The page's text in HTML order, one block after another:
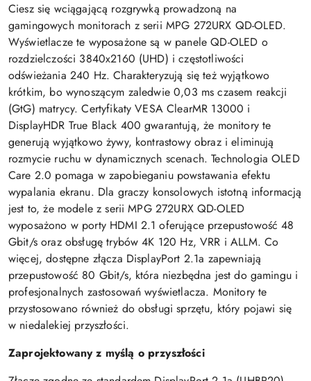
Ciesz się wciągającą rozgrywką prowadzoną na
gamingowych monitorach z serii MPG 272URX QD-OLED.
Wyświetlacze te wyposażone są w panele QD-OLED o
rozdzielczości 3840x2160 (UHD) i częstotliwości
odświeżania 240 Hz. Charakteryzują się też wyjątkowo
krótkim, bo wynoszącym zaledwie 0,03 ms czasem reakcji
(GtG) matrycy. Certyfikaty VESA ClearMR 13000 i
DisplayHDR True Black 400 gwarantują, że monitory te
generują wyjątkowo żywy, kontrastowy obraz i eliminują
rozmycie ruchu w dynamicznych scenach. Technologia OLED
Care 2.0 pomaga w zapobieganiu powstawania efektu
wypalania ekranu. Dla graczy konsolowych istotną informacją
jest to, że modele z serii MPG 272URX QD-OLED
wyposażono w porty HDMI 2.1 oferujące przepustowość 48
Gbit/s oraz obsługę trybów 4K 120 Hz, VRR i ALLM. Co
więcej, dostępne złącza DisplayPort 2.1a zapewniają
przepustowość 80 Gbit/s, która niezbędna jest do gamingu i
profesjonalnych zastosowań wyświetlacza. Monitory te
przystosowano również do obsługi sprzętu, który pojawi się
w niedalekiej przyszłości.
Zaprojektowany z myślą o przyszłości